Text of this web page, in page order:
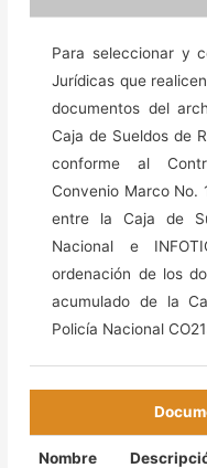
Para seleccionar y
Jurídicas que
documentos del
Caja de Sueldos de
conforme al
Convenio Marco No.
entre la Caja de
Nacional e
ordenación de los
acumulado de la
Policía Nacional
Nombre